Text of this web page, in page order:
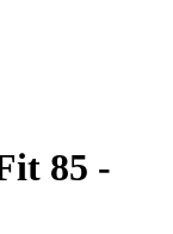
85 -